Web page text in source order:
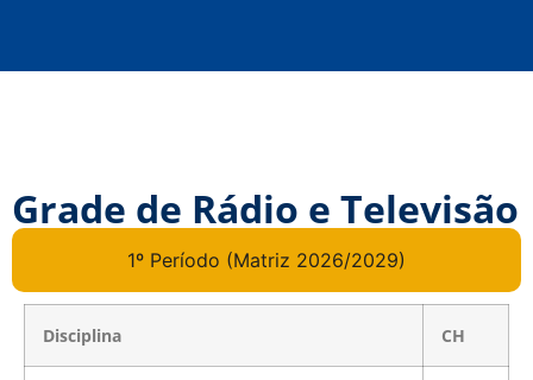
Grade de Rádio e Televisão
1º Período (Matriz 2026/2029)
Disciplina CH